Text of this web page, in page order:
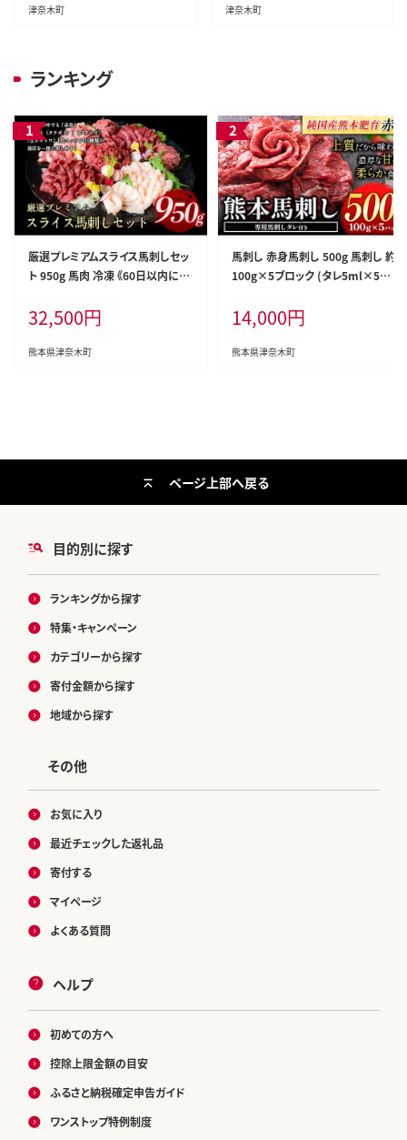
m1_u_r8_14500_3100g---
津奈木町
特産品---st_fsennpress_60d_
津奈木町
ランキング
厳選プレミアムスライス馬刺しセッ
ト 950g 馬肉 冷凍 《60日以内に出
たて 真空パック 生食用 肉 熊本県
葦北郡津奈木町 スライス 特産品---
st_fsennpress_60d_26_32500_
32,500円
熊本県津奈木町
馬刺し 赤身馬刺し 500g 馬刺し 約
100g×5ブロック (タレ5ml×5袋)
冷凍 《3-7日以内に出荷予定(土日
祝除く)》 馬肉 馬 馬刺し 国産馬刺
し 熊本肥育 送料無料---tn_fjst5_
14,000円
熊本県津奈木町
目的別に探す
ランキングから探す
特集・キャンペーン
カテゴリーから探す
寄付金額から探す
地域から探す
その他
お気に入り
最近チェックした返礼品
寄付する
マイページ
よくある質問
ヘルプ
初めての方へ
控除上限金額の目安
ふるさと納税確定申告ガイド
ワンストップ特例制度
ページ上部へ戻る